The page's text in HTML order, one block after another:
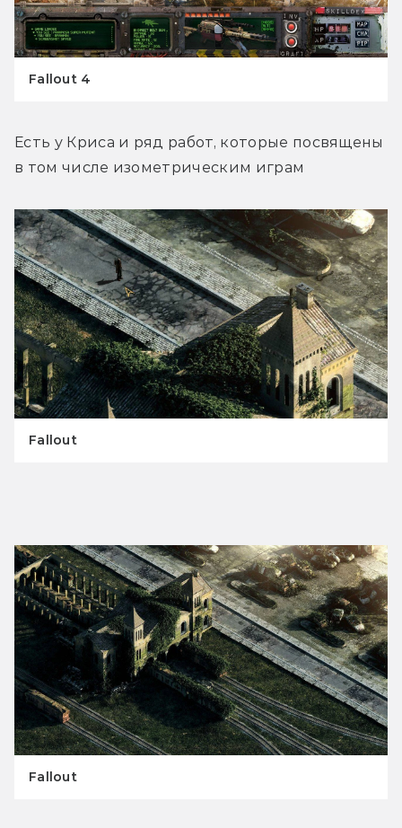
Fallout 4
Есть у Криса и ряд работ, которые посвящены
в том числе изометрическим играм
Fallout
Fallout